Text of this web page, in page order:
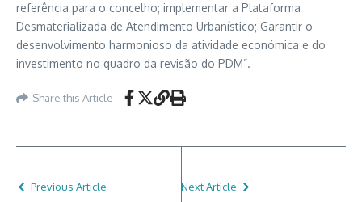
referência para o concelho; implementar a Plataforma
Desmaterializada de Atendimento Urbanístico; Garantir o
desenvolvimento harmonioso da atividade económica e do
investimento no quadro da revisão do PDM”.
Share this Article
Previous Article Next Article